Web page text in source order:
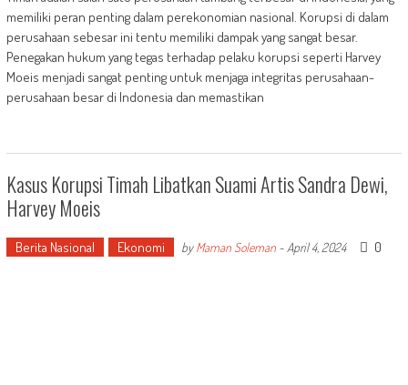
memiliki peran penting dalam perekonomian nasional. Korupsi di dalam
perusahaan sebesar ini tentu memiliki dampak yang sangat besar.
Penegakan hukum yang tegas terhadap pelaku korupsi seperti Harvey
Moeis menjadi sangat penting untuk menjaga integritas perusahaan-
perusahaan besar di Indonesia dan memastikan
Kasus Korupsi Timah Libatkan Suami Artis Sandra Dewi,
Harvey Moeis
Berita Nasional Ekonomi byMaman Soleman- April 4, 2024 0